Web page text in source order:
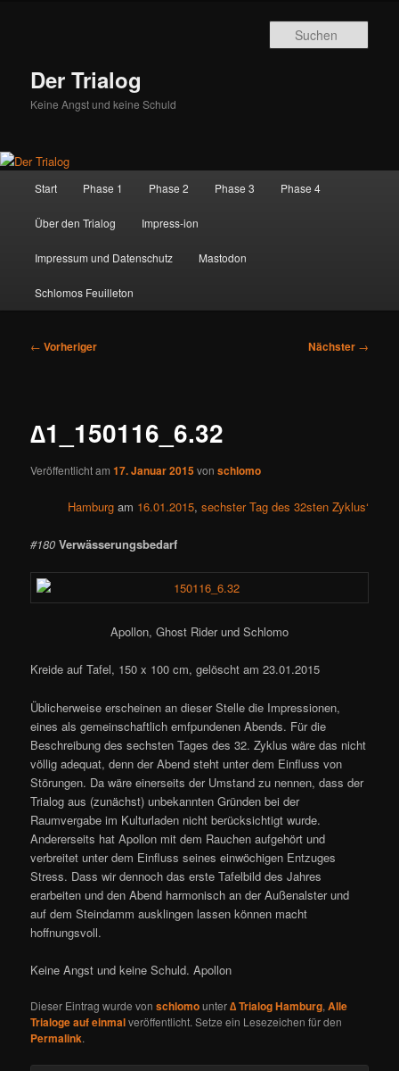
Der Trialog
Keine Angst und keine Schuld
Start Phase 1 Phase 2 Phase 3 Phase 4
Über den Trialog Impress-ion
Impressum und Datenschutz Mastodon
Schlomos Feuilleton
Beitragsnavigation
← Vorheriger Nächster →
∆1_150116_6.32
Veröffentlicht am17. Januar 2015vonschlomo
Hamburgam 16.01.2015, sechster Tag des 32sten Zyklus‘
#180 Verwässerungsbedarf
Apollon, Ghost Rider und Schlomo
Kreide auf Tafel, 150 x 100 cm, gelöscht am 23.01.2015
Üblicherweise erscheinen an dieser Stelle die Impressionen,
eines als gemeinschaftlich emfpundenen Abends. Für die
Beschreibung des sechsten Tages des 32. Zyklus wäre das nicht
völlig adequat, denn der Abend steht unter dem Einfluss von
Störungen. Da wäre einerseits der Umstand zu nennen, dass der
Trialog aus (zunächst) unbekannten Gründen bei der
Raumvergabe im Kulturladen nicht berücksichtigt wurde.
Andererseits hat Apollon mit dem Rauchen aufgehört und
verbreitet unter dem Einfluss seines einwöchigen Entzuges
Stress. Dass wir dennoch das erste Tafelbild des Jahres
erarbeiten und den Abend harmonisch an der Außenalster und
auf dem Steindamm ausklingen lassen können macht
hoffnungsvoll.
Keine Angst und keine Schuld. Apollon
Dieser Eintrag wurde vonschlomounter∆ Trialog Hamburg,Alle
Trialoge auf einmalveröffentlicht. Setze ein Lesezeichen für den
Permalink.